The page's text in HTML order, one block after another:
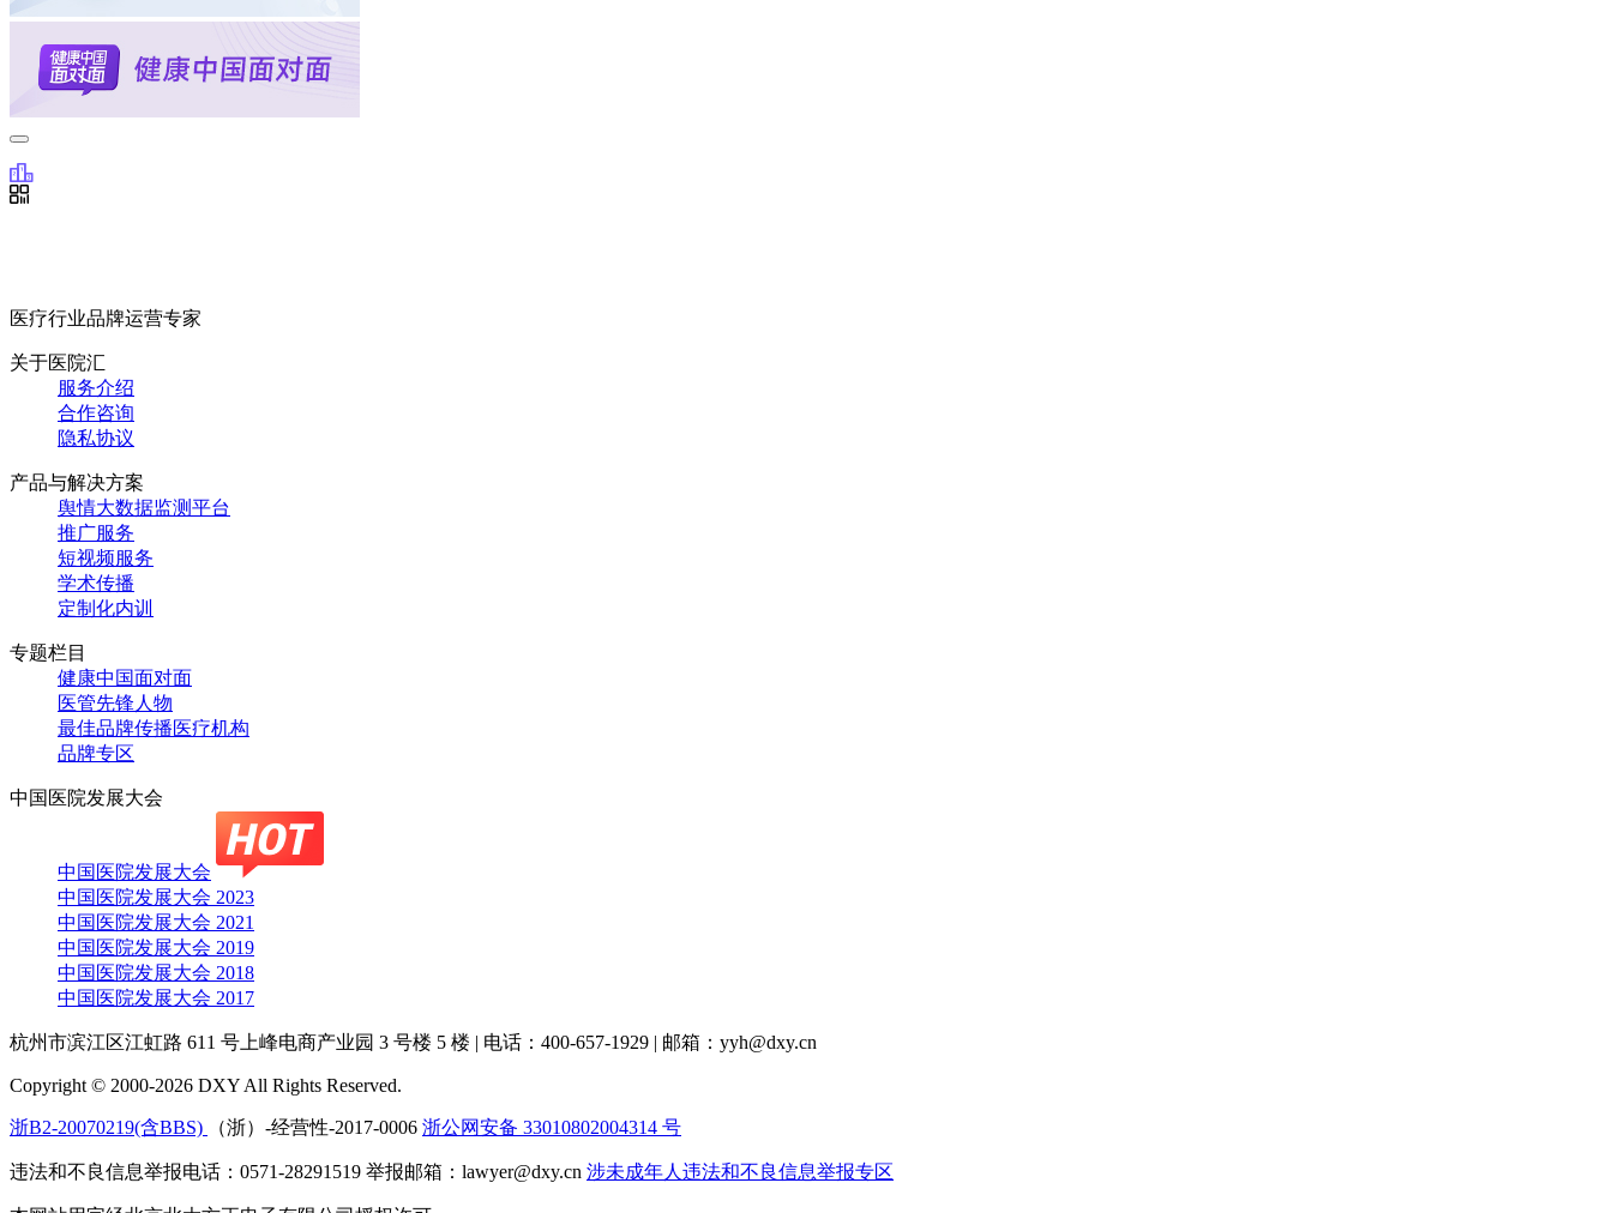
医疗行业品牌运营专家
关于医院汇
服务介绍
合作咨询
隐私协议
产品与解决方案
舆情大数据监测平台
推广服务
短视频服务
学术传播
定制化内训
专题栏目
健康中国面对面
医管先锋人物
最佳品牌传播医疗机构
品牌专区
中国医院发展大会
中国医院发展大会
中国医院发展大会 2023
中国医院发展大会 2021
中国医院发展大会 2019
中国医院发展大会 2018
中国医院发展大会 2017
杭州市滨江区江虹路 611 号上峰电商产业园 3 号楼 5 楼 | 电话：400-657-1929 | 邮箱：yyh@dxy.cn
Copyright © 2000-2026 DXY All Rights Reserved.
浙B2-20070219(含BBS) （浙）-经营性-2017-0006 浙公网安备 33010802004314 号
违法和不良信息举报电话：0571-28291519 举报邮箱：lawyer@dxy.cn 涉未成年人违法和不良信息举报专区